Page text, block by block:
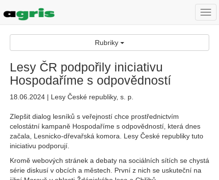
Rubriky
Lesy ČR podpořily iniciativu
Hospodaříme s odpovědností
18.06.2024 | Lesy České republiky, s. p.
Zlepšit dialog lesníků s veřejností chce prostřednictvím
celostátní kampaně Hospodaříme s odpovědností, která dnes
začala, Lesnicko-dřevařská komora. Lesy České republiky tuto
iniciativu podporují.
Kromě webových stránek a debaty na sociálních sítích se chystá
série diskusí v obcích a městech. První z nich se uskuteční na